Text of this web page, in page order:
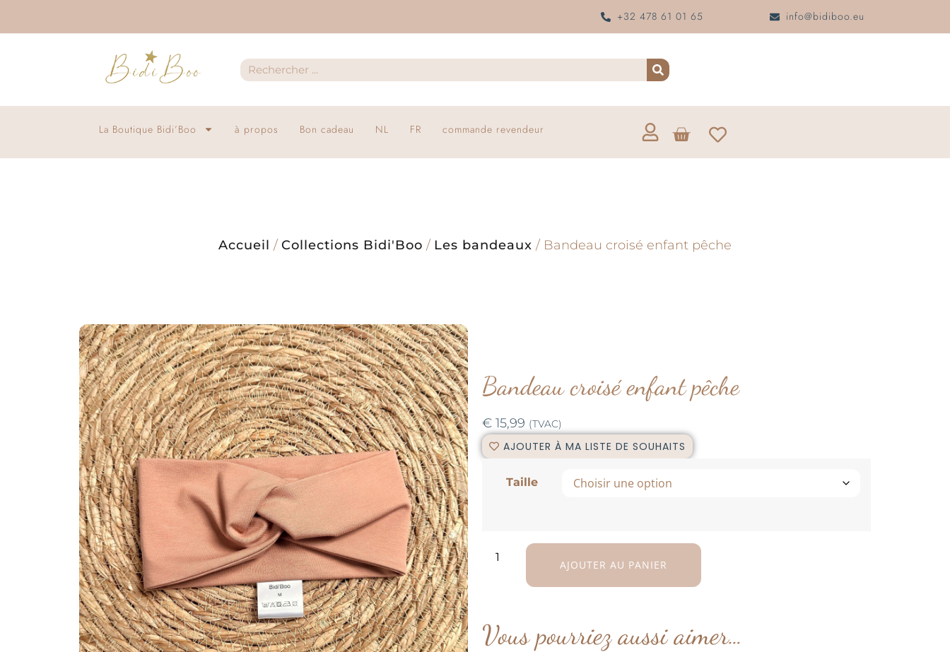
+32 478 61 01 65 info@bidiboo.eu
La Boutique Bidi’Boo à propos Bon cadeau NL FR commande revendeur
Accueil / Collections Bidi'Boo / Les bandeaux / Bandeau croisé enfant pêche
Bandeau croisé enfant pêche
€ 15,99 (TVAC)
AJOUTER À MA LISTE DE SOUHAITS
Taille
AJOUTER AU PANIER
Vous pourriez aussi aimer…